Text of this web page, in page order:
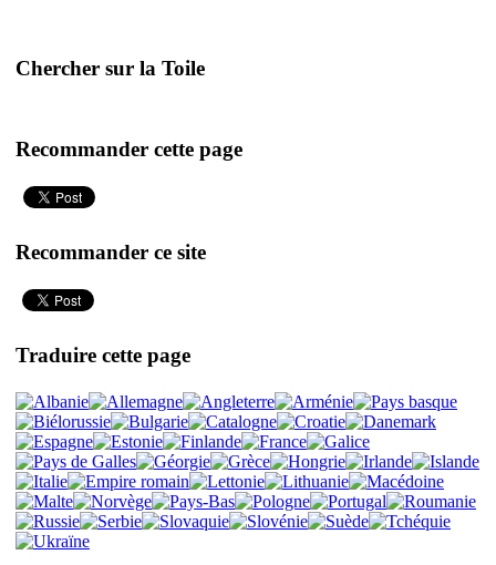
Chercher sur la Toile
Recommander cette page
Recommander ce site
Traduire cette page